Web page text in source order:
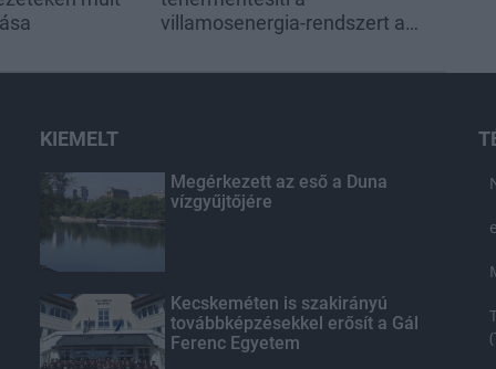
villamosenergia-rendszert a
KIEMELT
Megérkezett az eső a Duna
vízgyűjtőjére
Kecskeméten is szakirányú
továbbképzésekkel erősít a Gál
Ferenc Egyetem